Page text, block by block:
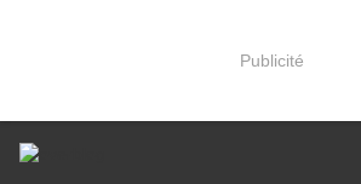
Publicité